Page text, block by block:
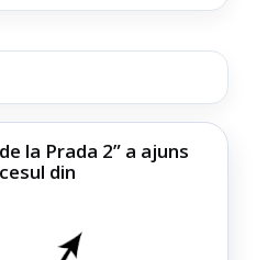
la Prada 2” a ajuns
din